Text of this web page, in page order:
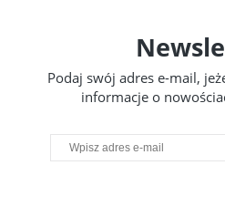
Podaj swój adres e-mail,
informacje o